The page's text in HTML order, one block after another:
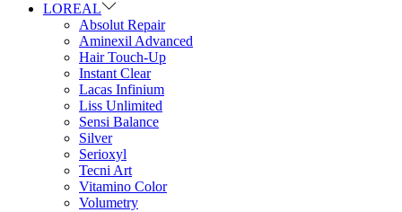
LOREAL
Absolut Repair
Aminexil Advanced
Hair Touch-Up
Instant Clear
Lacas Infinium
Liss Unlimited
Sensi Balance
Silver
Serioxyl
Tecni Art
Vitamino Color
Volumetry